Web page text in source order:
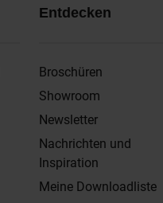
Entdecken
Broschüren
Showroom
Newsletter
Nachrichten und
Inspiration
Meine Downloadliste